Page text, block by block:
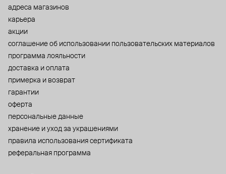
адреса магазинов
карьера
акции
cоглашение об использовании пользовательских материалов
программа лояльности
доставка и оплата
примерка и возврат
гарантии
оферта
персональные данные
хранение и уход за украшениями
правила использования сертификата
реферальная программа